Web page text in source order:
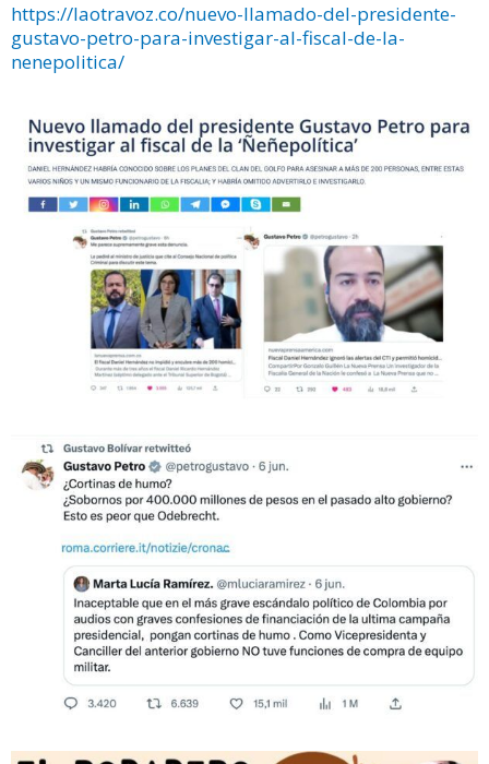
https://laotravoz.co/nuevo-llamado-del-presidente-
gustavo-petro-para-investigar-al-fiscal-de-la-
nenepolitica/